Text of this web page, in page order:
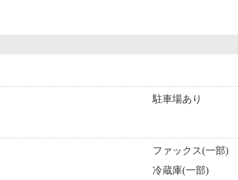
駐車場あり
ファックス(一部)
冷蔵庫(一部)